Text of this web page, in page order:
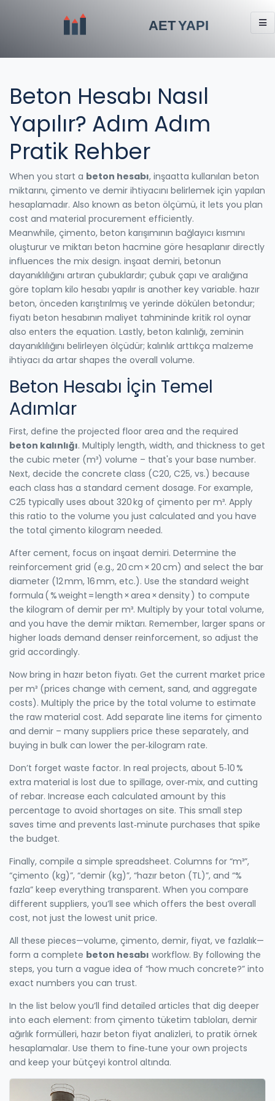
Beton Hesabı Nasıl
Yapılır? Adım Adım
Pratik Rehber
When you start a beton hesabı, inşaatta kullanılan beton
miktarını, çimento ve demir ihtiyacını belirlemek için yapılan
hesaplamadır. Also known as beton ölçümü, it lets you plan
cost and material procurement efficiently.
Meanwhile, çimento, beton karışımının bağlayıcı kısmını
oluşturur ve miktarı beton hacmine göre hesaplanır directly
influences the mix design. inşaat demiri, betonun
dayanıklılığını artıran çubuklardır; çubuk çapı ve aralığına
göre toplam kilo hesabı yapılır is another key variable. hazır
beton, önceden karıştırılmış ve yerinde dökülen betondur;
fiyatı beton hesabının maliyet tahmininde kritik rol oynar
also enters the equation. Lastly, beton kalınlığı, zeminin
dayanıklılığını belirleyen ölçüdür; kalınlık arttıkça malzeme
ihtiyacı da artar shapes the overall volume.
Beton Hesabı İçin Temel
Adımlar
First, define the projected floor area and the required
beton kalınlığı. Multiply length, width, and thickness to get
the cubic meter (m³) volume – that's your base number.
Next, decide the concrete class (C20, C25, vs.) because
each class has a standard cement dosage. For example,
C25 typically uses about 320 kg of çimento per m³. Apply
this ratio to the volume you just calculated and you have
the total çimento kilogram needed.
After cement, focus on inşaat demiri. Determine the
reinforcement grid (e.g., 20 cm × 20 cm) and select the bar
diameter (12 mm, 16 mm, etc.). Use the standard weight
formula ( % weight = length × area × density ) to compute
the kilogram of demir per m³. Multiply by your total volume,
and you have the demir miktarı. Remember, larger spans or
higher loads demand denser reinforcement, so adjust the
grid accordingly.
Now bring in hazır beton fiyatı. Get the current market price
per m³ (prices change with cement, sand, and aggregate
costs). Multiply the price by the total volume to estimate
the raw material cost. Add separate line items for çimento
and demir – many suppliers price these separately, and
buying in bulk can lower the per‑kilogram rate.
Don’t forget waste factor. In real projects, about 5‑10 %
extra material is lost due to spillage, over‑mix, and cutting
of rebar. Increase each calculated amount by this
percentage to avoid shortages on site. This small step
saves time and prevents last‑minute purchases that spike
the budget.
Finally, compile a simple spreadsheet. Columns for “m³”,
“çimento (kg)”, “demir (kg)”, “hazır beton (TL)”, and “%
fazla” keep everything transparent. When you compare
different suppliers, you’ll see which offers the best overall
cost, not just the lowest unit price.
All these pieces—volume, çimento, demir, fiyat, ve fazlalık—
form a complete beton hesabı workflow. By following the
steps, you turn a vague idea of “how much concrete?” into
exact numbers you can trust.
In the list below you’ll find detailed articles that dig deeper
into each element: from çimento tüketim tabloları, demir
ağırlık formülleri, hazır beton fiyat analizleri, to pratik örnek
hesaplamalar. Use them to fine‑tune your own projects
and keep your bütçeyi kontrol altında.